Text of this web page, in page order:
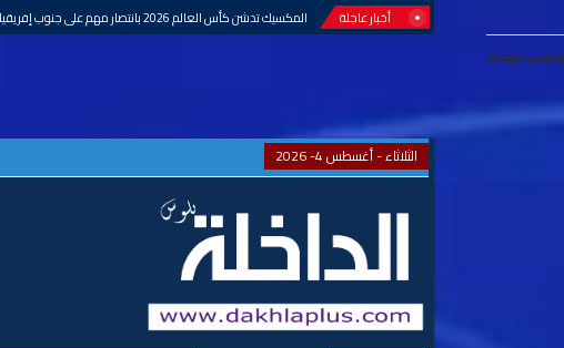
أخبار عاجلة بلاغ..أيوب بوعدي أضحى مؤهلا لتمثيل المنتخب الوطني المغربي
معجب بهذه:
الثلاثاء - أغسطس 4- 2026